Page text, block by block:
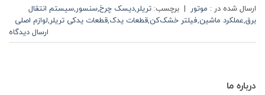
ارسال شده در : موتور | برچسب: تریلر,دیسک چرخ,سنسور,سیستم انتقال
برق,عملکرد ماشین,فیلتر خشک‌کن,قطعات یدک,قطعات یدکی تریلر,لوازم اصلی
ارسال دیدگاه
درباره ما